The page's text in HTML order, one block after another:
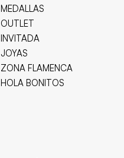
MEDALLAS
OUTLET
INVITADA
JOYAS
ZONA FLAMENCA
HOLA BONITOS